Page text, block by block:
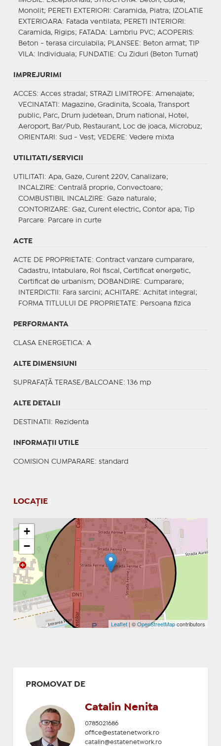
Monolit; PERETI EXTERIORI : Caramida, Piatra;
IZOLATIE
EXTERIOARA: Fatada ventilata; PERETI INTERIORI :
Caramida, Rigips; FATADA: Lambriu PVC; ACOPERIS:
Beton - terasa circulabila; PLANSEE : Beton armat;
TIP
VILA: Individuala; FUNDATIE : Cu Ziduri (Beton Turnat)
IMPREJURIMI
ACCES: Acces stradal; STRAZI LIMITROFE : Amenajate;
VECINATATI : Magazine, Gradinita, Scoala, Transport
public, Parc, Drum judetean, Drum national, Hotel,
Aeroport, Bar/Pub, Restaurant, Loc de joaca, Microbuz;
ORIENTARI : Sud - Vest; VEDERE : Vedere mixta
UTILITATI/SERVICII
UTILITATI : Apa, Gaze, Curent 220V, Canalizare;
INCALZIRE : Centrală proprie, Convectoare;
COMBUSTIBIL INCALZIRE : Gaze naturale;
CONTORIZARE : Gaz, Curent electric, Contor apa;
Tip
Parcare: Parcare in curte
ACTE
ACTE DE PROPRIETATE : Contract vanzare cumparare,
Cadastru, Intabulare, Rol fiscal, Certificat energetic,
Certificat de urbanism;
DOBANDIRE : Cumparare;
INTERDICTII : Fara sarcini; ACHITARE : Achitat integral;
FORMA TITLULUI DE PROPRIETATE : Persoana fizica
PERFORMANTA
CLASA ENERGETICA: A
ALTE DIMENSIUNI
SUPRAFAȚĂ TERASE/BALCOANE: 136 mp
ALTE DETALII
DESTINATII : Rezidenta
INFORMAŢII UTILE
COMISION CUMPARARE: standard
LOCAȚIE
+
−
Leaflet | ©OpenStreetMapcontributors
PROMOVAT DE
Catalin Nenita
0785021686
office@estatenetwork.ro
catalin@estatenetwork.ro